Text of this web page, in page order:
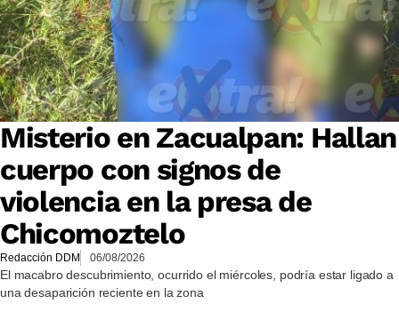
Misterio en Zacualpan: Hallan
cuerpo con signos de
violencia en la presa de
Chicomoztelo
Redacción DDM 06/08/2026
El macabro descubrimiento, ocurrido el miércoles, podría estar ligado a
una desaparición reciente en la zona